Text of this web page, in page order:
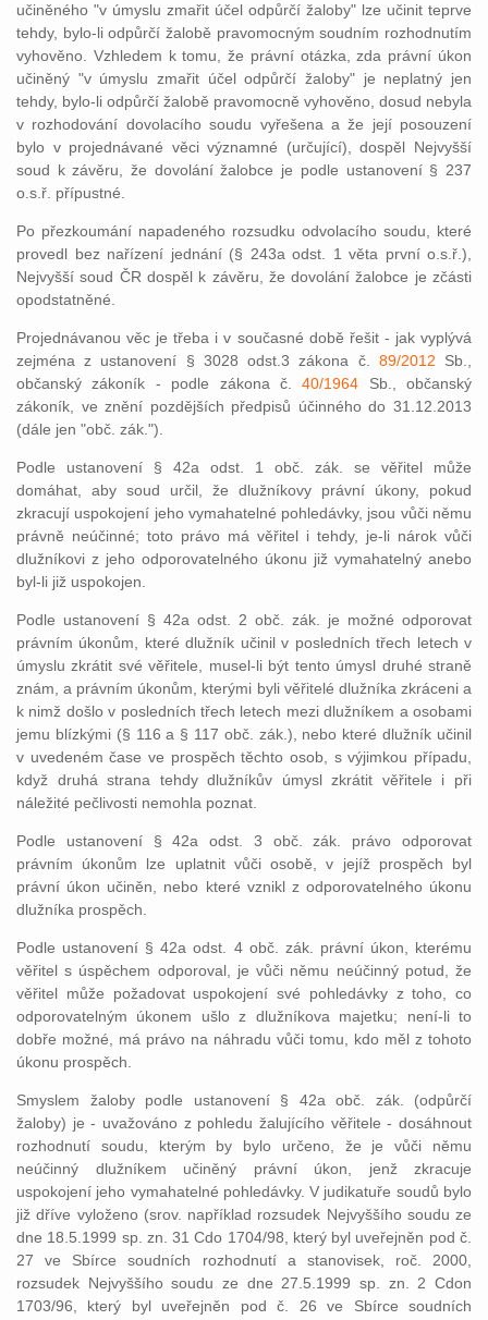
učiněného "v úmyslu zmařit účel odpůrčí žaloby" lze učinit teprve
tehdy, bylo-li odpůrčí žalobě pravomocným soudním rozhodnutím
vyhověno. Vzhledem k tomu, že právní otázka, zda právní úkon
učiněný "v úmyslu zmařit účel odpůrčí žaloby" je neplatný jen
tehdy, bylo-li odpůrčí žalobě pravomocně vyhověno, dosud nebyla
v rozhodování dovolacího soudu vyřešena a že její posouzení
bylo v projednávané věci významné (určující), dospěl Nejvyšší
soud k závěru, že dovolání žalobce je podle ustanovení § 237
o.s.ř. přípustné.
Po přezkoumání napadeného rozsudku odvolacího soudu, které
provedl bez nařízení jednání (§ 243a odst. 1 věta první o.s.ř.),
Nejvyšší soud ČR dospěl k závěru, že dovolání žalobce je zčásti
opodstatněné.
Projednávanou věc je třeba i v současné době řešit - jak vyplývá
zejména z ustanovení § 3028 odst.3 zákona č. 89/2012 Sb.,
občanský zákoník - podle zákona č.40/1964 Sb., občanský
zákoník, ve znění pozdějších předpisů účinného do 31.12.2013
(dále jen "obč. zák.").
Podle ustanovení § 42a odst. 1 obč. zák. se věřitel může
domáhat, aby soud určil, že dlužníkovy právní úkony, pokud
zkracují uspokojení jeho vymahatelné pohledávky, jsou vůči němu
právně neúčinné; toto právo má věřitel i tehdy, je-li nárok vůči
dlužníkovi z jeho odporovatelného úkonu již vymahatelný anebo
byl-li již uspokojen.
Podle ustanovení § 42a odst. 2 obč. zák. je možné odporovat
právním úkonům, které dlužník učinil v posledních třech letech v
úmyslu zkrátit své věřitele, musel-li být tento úmysl druhé straně
znám, a právním úkonům, kterými byli věřitelé dlužníka zkráceni a
k nimž došlo v posledních třech letech mezi dlužníkem a osobami
jemu blízkými (§ 116 a § 117 obč. zák.), nebo které dlužník učinil
v uvedeném čase ve prospěch těchto osob, s výjimkou případu,
když druhá strana tehdy dlužníkův úmysl zkrátit věřitele i při
náležité pečlivosti nemohla poznat.
Podle ustanovení § 42a odst. 3 obč. zák. právo odporovat
právním úkonům lze uplatnit vůči osobě, v jejíž prospěch byl
právní úkon učiněn, nebo které vznikl z odporovatelného úkonu
dlužníka prospěch.
Podle ustanovení § 42a odst. 4 obč. zák. právní úkon, kterému
věřitel s úspěchem odporoval, je vůči němu neúčinný potud, že
věřitel může požadovat uspokojení své pohledávky z toho, co
odporovatelným úkonem ušlo z dlužníkova majetku; není-li to
dobře možné, má právo na náhradu vůči tomu, kdo měl z tohoto
úkonu prospěch.
Smyslem žaloby podle ustanovení § 42a obč. zák. (odpůrčí
žaloby) je - uvažováno z pohledu žalujícího věřitele - dosáhnout
rozhodnutí soudu, kterým by bylo určeno, že je vůči němu
neúčinný dlužníkem učiněný právní úkon, jenž zkracuje
uspokojení jeho vymahatelné pohledávky. V judikatuře soudů bylo
již dříve vyloženo (srov. například rozsudek Nejvyššího soudu ze
dne 18.5.1999 sp. zn. 31 Cdo 1704/98, který byl uveřejněn pod č.
27 ve Sbírce soudních rozhodnutí a stanovisek, roč. 2000,
rozsudek Nejvyššího soudu ze dne 27.5.1999 sp. zn. 2 Cdon
1703/96, který byl uveřejněn pod č. 26 ve Sbírce soudních